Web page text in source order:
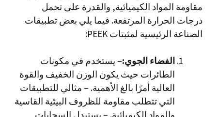
مقاومة المواد الكيميائية, والقدرة على تحمل
درجات الحرارة المرتفعة. فيما يلي بعض تطبيقات
الصناعة الرئيسية لمثبتات PEEK:
الفضاء الجوي:– يستخدم في مكونات
الطائرات حيث يكون الوزن الخفيف والقوة
العالية أمرًا بالغ الأهمية. – مثالي للتطبيقات
التي تتطلب مقاومة للظروف البيئية القاسية